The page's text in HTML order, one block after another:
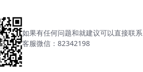
如果有任何问题和就建议可以直接联系
客服微信：82342198